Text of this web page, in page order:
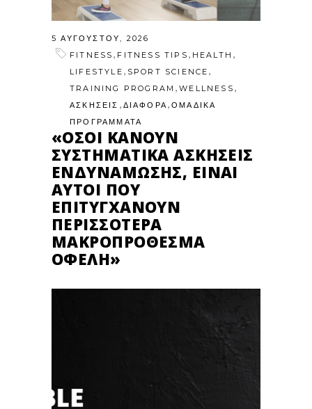
5 ΑΥΓΟΎΣΤΟΥ, 2026
FITNESS , FITNESS TIPS , HEALTH ,
LIFESTYLE , SPORT SCIENCE ,
TRAINING PROGRAM ,WELLNESS ,
ΑΣΚΗΣΕΙΣ , ΔΙΑΦΟΡΑ ,ΟΜΑΔΙΚΑ
ΠΡΟΓΡΑΜΜΑΤΑ
«ΌΣΟΙ ΚΆΝΟΥΝ
ΣΥΣΤΗΜΑΤΙΚΆ ΑΣΚΉΣΕΙΣ
ΕΝΔΥΝΆΜΩΣΗΣ, ΕΊΝΑΙ
ΑΥΤΟΊ ΠΟΥ
ΕΠΙΤΥΓΧΆΝΟΥΝ
ΠΕΡΙΣΣΌΤΕΡΑ
ΜΑΚΡΟΠΡΌΘΕΣΜΑ
ΟΦΈΛΗ»